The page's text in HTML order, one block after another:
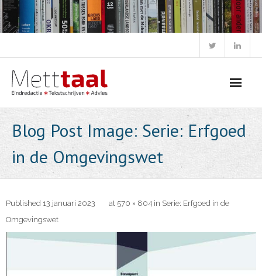
Skip
to
content
Blog Post Image: Serie: Erfgoed
in de Omgevingswet
Published 13 januari 2023 at 570 × 804 in Serie: Erfgoed in de
Omgevingswet